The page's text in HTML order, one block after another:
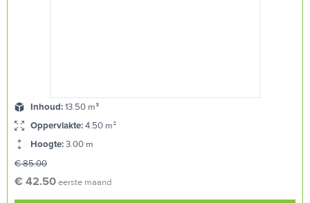
Inhoud:13.50 m³
Oppervlakte:4.50 m²
Hoogte:3.00 m
€ 85.00
€ 42.50eerste maand